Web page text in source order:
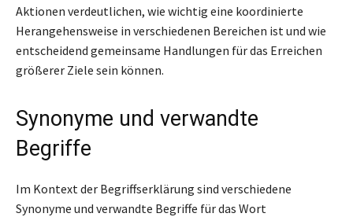
Aktionen verdeutlichen, wie wichtig eine koordinierte
Herangehensweise in verschiedenen Bereichen ist und wie
entscheidend gemeinsame Handlungen für das Erreichen
größerer Ziele sein können.
Synonyme und verwandte
Begriffe
Im Kontext der Begriffserklärung sind verschiedene
Synonyme und verwandte Begriffe für das Wort